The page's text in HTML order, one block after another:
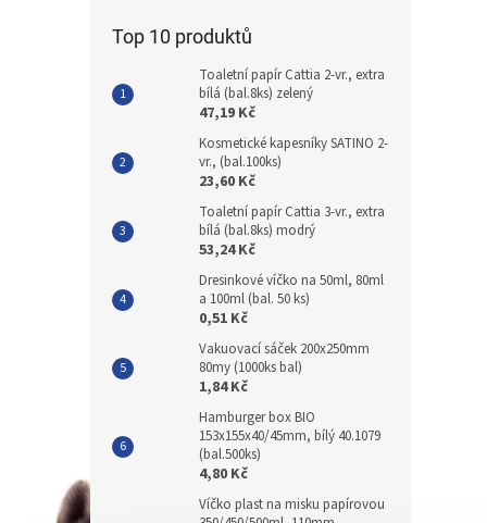
Top 10 produktů
Toaletní papír Cattia 2-vr., extra
bílá (bal.8ks) zelený
47,19 Kč
Kosmetické kapesníky SATINO 2-
vr., (bal.100ks)
23,60 Kč
Toaletní papír Cattia 3-vr., extra
bílá (bal.8ks) modrý
53,24 Kč
Dresinkové víčko na 50ml, 80ml
a 100ml (bal. 50 ks)
0,51 Kč
Vakuovací sáček 200x250mm
80my (1000ks bal)
1,84 Kč
Hamburger box BIO
153x155x40/45mm, bílý 40.1079
(bal.500ks)
4,80 Kč
Víčko plast na misku papírovou